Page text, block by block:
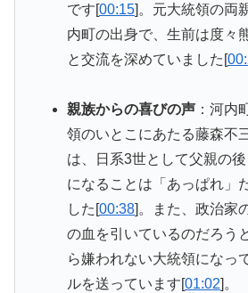
です[00:15]。元大統領の両
内町の出身で、生前は度々
と交流を深めていました[
親族からの喜びの声：河内
領のいとこにあたる藤森不
は、日系3世として父親の
になることは「あっぱれ」
した[00:38]。また、政治家
の血を引いているのだろう
ら嫌われない大統領になっ
ルを送っています[01:02]。